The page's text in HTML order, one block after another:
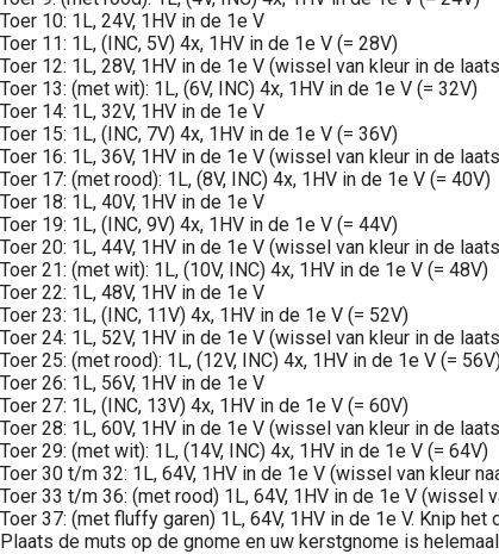
Toer 10: 1L, 24V, 1HV in de 1e V
Toer 11: 1L, (INC, 5V) 4x, 1HV in de 1e V (= 28V)
Toer 12: 1L, 28V, 1HV in de 1e V (wissel van kleur in de
Toer 13: (met wit): 1L, (6V, INC) 4x, 1HV in de 1e V (= 32V)
Toer 14: 1L, 32V, 1HV in de 1e V
Toer 15: 1L, (INC, 7V) 4x, 1HV in de 1e V (= 36V)
Toer 16: 1L, 36V, 1HV in de 1e V (wissel van kleur in de
Toer 17: (met rood): 1L, (8V, INC) 4x, 1HV in de 1e V (= 40V)
Toer 18: 1L, 40V, 1HV in de 1e V
Toer 19: 1L, (INC, 9V) 4x, 1HV in de 1e V (= 44V)
Toer 20: 1L, 44V, 1HV in de 1e V (wissel van kleur in de
Toer 21: (met wit): 1L, (10V, INC) 4x, 1HV in de 1e V (= 48V)
Toer 22: 1L, 48V, 1HV in de 1e V
Toer 23: 1L, (INC, 11V) 4x, 1HV in de 1e V (= 52V)
Toer 24: 1L, 52V, 1HV in de 1e V (wissel van kleur in de
Toer 25: (met rood): 1L, (12V, INC) 4x, 1HV in de 1e V (=
Toer 26: 1L, 56V, 1HV in de 1e V
Toer 27: 1L, (INC, 13V) 4x, 1HV in de 1e V (= 60V)
Toer 28: 1L, 60V, 1HV in de 1e V (wissel van kleur in de
Toer 29: (met wit): 1L, (14V, INC) 4x, 1HV in de 1e V (= 64V)
Toer 30 t/m 32: 1L, 64V, 1HV in de 1e V (wissel van kleur
Toer 33 t/m 36: (met rood) 1L, 64V, 1HV in de 1e V (wissel
Toer 37: (met fluffy garen) 1L, 64V, 1HV in de 1e V. Knip het
Plaats de muts op de gnome en uw kerstgnome is